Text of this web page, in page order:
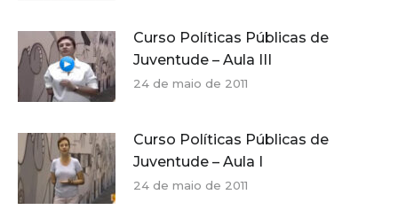
Curso Políticas Públicas de
Juventude – Aula III
24 de maio de 2011
Curso Políticas Públicas de
Juventude – Aula I
24 de maio de 2011